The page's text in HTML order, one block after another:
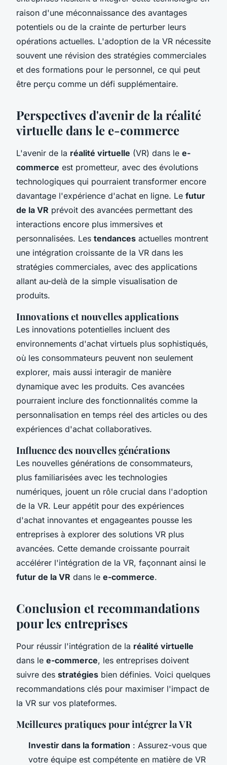
raison d'une méconnaissance des avantages
potentiels ou de la crainte de perturber leurs
opérations actuelles. L'adoption de la VR nécessite
souvent une révision des stratégies commerciales
et des formations pour le personnel, ce qui peut
être perçu comme un défi supplémentaire.
Perspectives d'avenir de la réalité
virtuelle dans le e-commerce
L'avenir de la réalité virtuelle (VR) dans le e-
commerce est prometteur, avec des évolutions
technologiques qui pourraient transformer encore
davantage l'expérience d'achat en ligne. Le futur
de la VR prévoit des avancées permettant des
interactions encore plus immersives et
personnalisées. Les tendances actuelles montrent
une intégration croissante de la VR dans les
stratégies commerciales, avec des applications
allant au-delà de la simple visualisation de
produits.
Innovations et nouvelles applications
Les innovations potentielles incluent des
environnements d'achat virtuels plus sophistiqués,
où les consommateurs peuvent non seulement
explorer, mais aussi interagir de manière
dynamique avec les produits. Ces avancées
pourraient inclure des fonctionnalités comme la
personnalisation en temps réel des articles ou des
expériences d'achat collaboratives.
Influence des nouvelles générations
Les nouvelles générations de consommateurs,
plus familiarisées avec les technologies
numériques, jouent un rôle crucial dans l'adoption
de la VR. Leur appétit pour des expériences
d'achat innovantes et engageantes pousse les
entreprises à explorer des solutions VR plus
avancées. Cette demande croissante pourrait
accélérer l'intégration de la VR, façonnant ainsi le
futur de la VR dans le e-commerce.
Conclusion et recommandations
pour les entreprises
Pour réussir l'intégration de la réalité virtuelle
dans le e-commerce, les entreprises doivent
suivre des stratégies bien définies. Voici quelques
recommandations clés pour maximiser l'impact de
la VR sur vos plateformes.
Meilleures pratiques pour intégrer la VR
Investir dans la formation : Assurez-vous que
votre équipe est compétente en matière de VR